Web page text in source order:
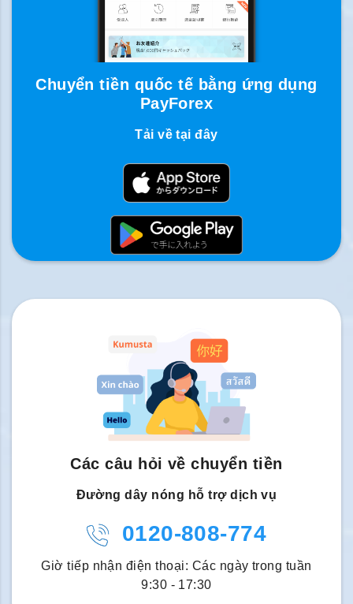
Chuyển tiền quốc tế bằng ứng dụng
PayForex
Tải về tại đây
Các câu hỏi về chuyển tiền
Đường dây nóng hỗ trợ dịch vụ
0120-808-774
Giờ tiếp nhận điện thoại: Các ngày trong tuần
9:30 - 17:30